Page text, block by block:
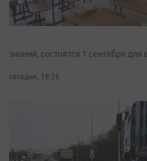
знаний, состоятся 1 сентября
сегодня, 18:26